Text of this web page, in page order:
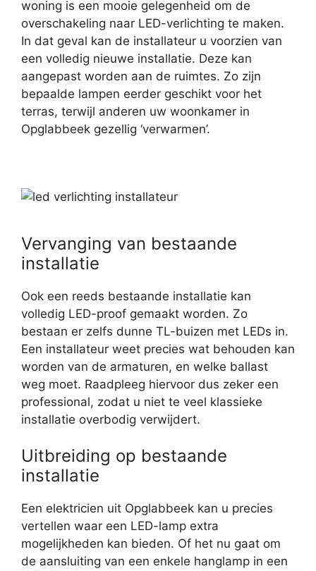
woning is een mooie gelegenheid om de
overschakeling naar LED-verlichting te maken.
In dat geval kan de installateur u voorzien van
een volledig nieuwe installatie. Deze kan
aangepast worden aan de ruimtes. Zo zijn
bepaalde lampen eerder geschikt voor het
terras, terwijl anderen uw woonkamer in
Opglabbeek gezellig ‘verwarmen’.
Vervanging van bestaande
installatie
Ook een reeds bestaande installatie kan
volledig LED-proof gemaakt worden. Zo
bestaan er zelfs dunne TL-buizen met LEDs in.
Een installateur weet precies wat behouden kan
worden van de armaturen, en welke ballast
weg moet. Raadpleeg hiervoor dus zeker een
professional, zodat u niet te veel klassieke
installatie overbodig verwijdert.
Uitbreiding op bestaande
installatie
Een elektricien uit Opglabbeek kan u precies
vertellen waar een LED-lamp extra
mogelijkheden kan bieden. Of het nu gaat om
de aansluiting van een enkele hanglamp in een